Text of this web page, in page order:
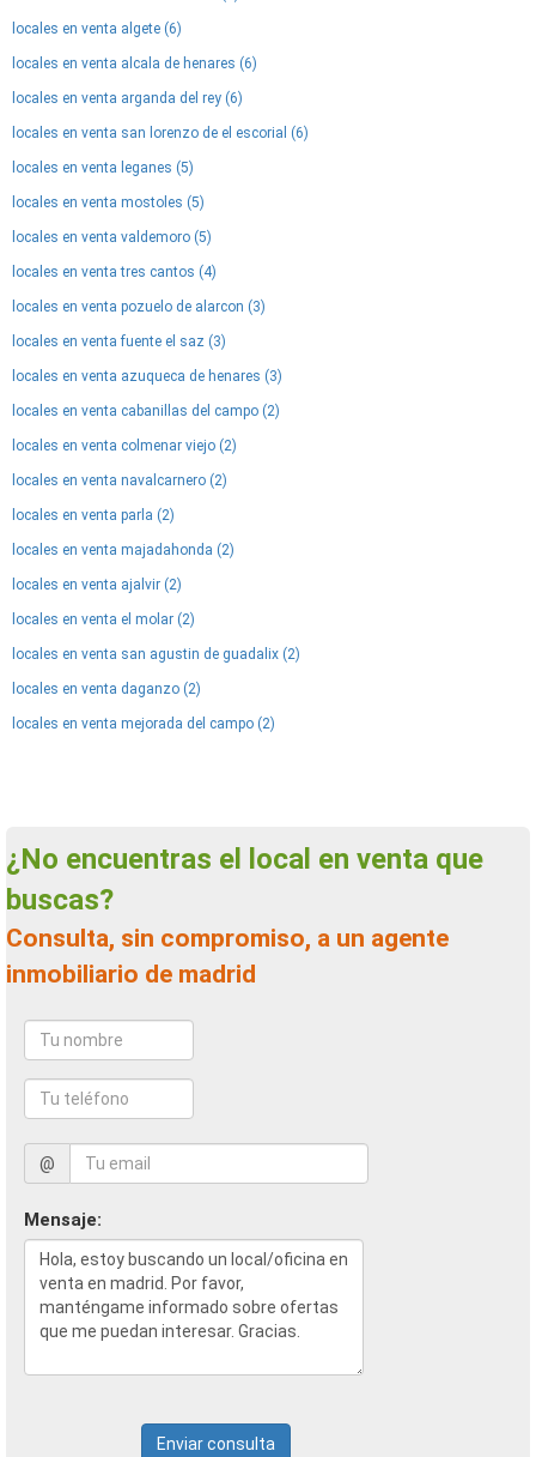
locales en venta algete (6)
locales en venta alcala de henares (6)
locales en venta arganda del rey (6)
locales en venta san lorenzo de el escorial (6)
locales en venta leganes (5)
locales en venta mostoles (5)
locales en venta valdemoro (5)
locales en venta tres cantos (4)
locales en venta pozuelo de alarcon (3)
locales en venta fuente el saz (3)
locales en venta azuqueca de henares (3)
locales en venta cabanillas del campo (2)
locales en venta colmenar viejo (2)
locales en venta navalcarnero (2)
locales en venta parla (2)
locales en venta majadahonda (2)
locales en venta ajalvir (2)
locales en venta el molar (2)
locales en venta san agustin de guadalix (2)
locales en venta daganzo (2)
locales en venta mejorada del campo (2)
¿No encuentras el local en venta que
buscas?
Consulta, sin compromiso, a un agente
inmobiliario de madrid
@
Mensaje:
Enviar consulta